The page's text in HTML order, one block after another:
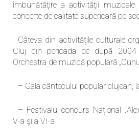
îmbunătăţire a activităţii muzicale
concerte de calitate superioară pe
Câteva din activităţile culturale
Cluj din perioada de după
Orchestra de muzică populară
– Gala cântecului popular clujean,
– Festivalul-concurs Naţional
V-a şi a VI-a